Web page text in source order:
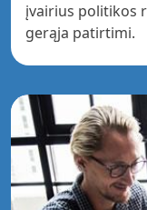
įvairius politikos
gerąja patirtimi.